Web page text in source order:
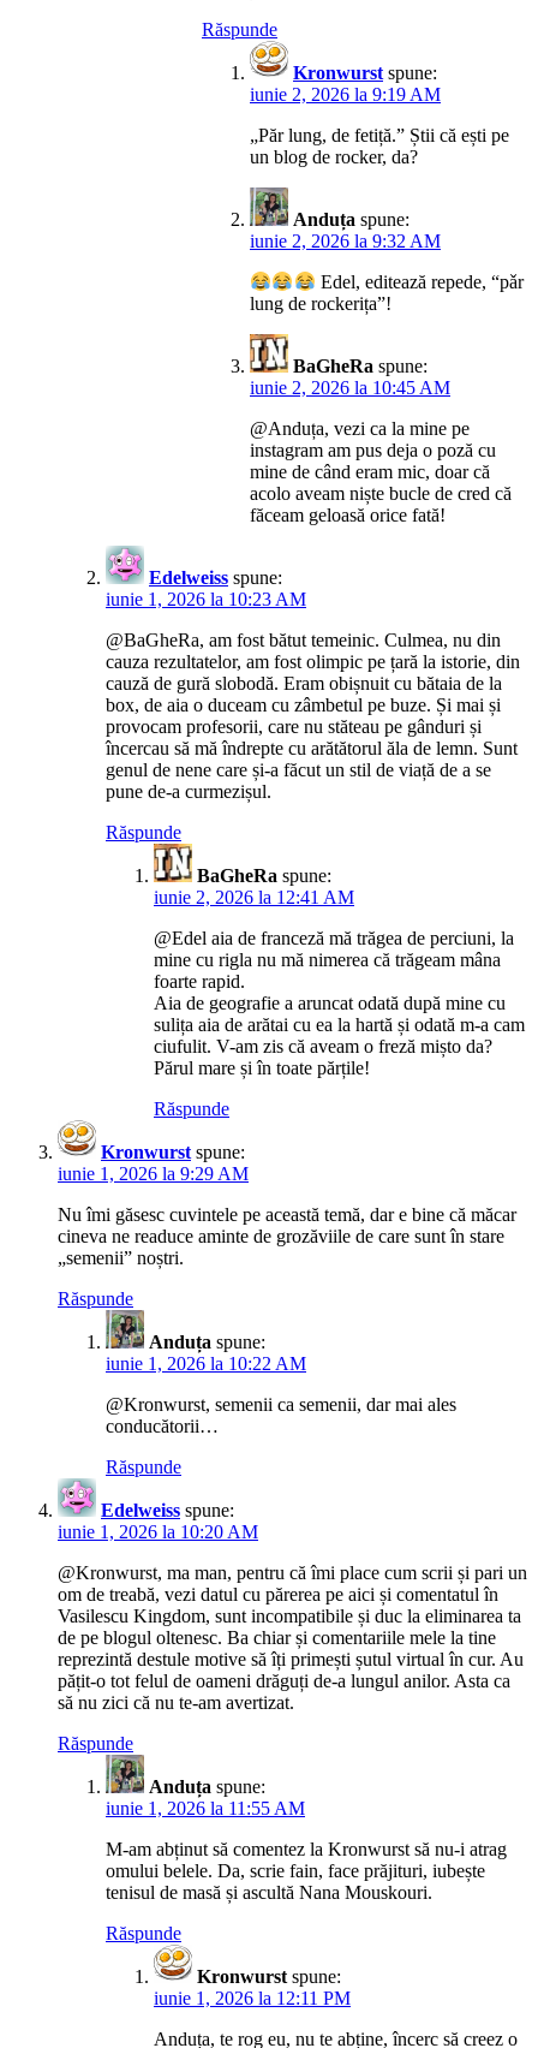
Răspunde
Kronwurst spune:
iunie 2, 2026 la 9:19 AM
„Păr lung, de fetiță.” Știi că ești pe
un blog de rocker, da?
Anduța spune:
iunie 2, 2026 la 9:32 AM
Edel, editează repede, “pǎr
lung de rockerița”!
BaGheRa spune:
iunie 2, 2026 la 10:45 AM
@Anduța, vezi ca la mine pe
instagram am pus deja o poză cu
mine de când eram mic, doar că
acolo aveam niște bucle de cred că
făceam geloasă orice fată!
Edelweiss spune:
iunie 1, 2026 la 10:23 AM
@BaGheRa, am fost bătut temeinic. Culmea, nu din
cauza rezultatelor, am fost olimpic pe țară la istorie, din
cauză de gură slobodă. Eram obișnuit cu bătaia de la
box, de aia o duceam cu zâmbetul pe buze. Și mai și
provocam profesorii, care nu stăteau pe gânduri și
încercau să mă îndrepte cu arătătorul ăla de lemn. Sunt
genul de nene care și-a făcut un stil de viață de a se
pune de-a curmezișul.
Răspunde
BaGheRa spune:
iunie 2, 2026 la 12:41 AM
@Edel aia de franceză mă trăgea de perciuni, la
mine cu rigla nu mă nimerea că trăgeam mâna
foarte rapid.
Aia de geografie a aruncat odată după mine cu
sulița aia de arătai cu ea la hartă și odată m-a cam
ciufulit. V-am zis că aveam o freză mișto da?
Părul mare și în toate părțile!
Răspunde
Kronwurst spune:
iunie 1, 2026 la 9:29 AM
Nu îmi găsesc cuvintele pe această temă, dar e bine că măcar
cineva ne readuce aminte de grozăviile de care sunt în stare
„semenii” noștri.
Răspunde
Anduța spune:
iunie 1, 2026 la 10:22 AM
@Kronwurst, semenii ca semenii, dar mai ales
conducătorii…
Răspunde
Edelweiss spune:
iunie 1, 2026 la 10:20 AM
@Kronwurst, ma man, pentru că îmi place cum scrii și pari un
om de treabă, vezi datul cu părerea pe aici și comentatul în
Vasilescu Kingdom, sunt incompatibile și duc la eliminarea ta
de pe blogul oltenesc. Ba chiar și comentariile mele la tine
reprezintă destule motive să îți primești șutul virtual în cur. Au
pățit-o tot felul de oameni drăguți de-a lungul anilor. Asta ca
să nu zici că nu te-am avertizat.
Răspunde
Anduța spune:
iunie 1, 2026 la 11:55 AM
M-am abținut să comentez la Kronwurst să nu-i atrag
omului belele. Da, scrie fain, face prăjituri, iubește
tenisul de masă și ascultă Nana Mouskouri.
Răspunde
Kronwurst spune:
iunie 1, 2026 la 12:11 PM
Anduța, te rog eu, nu te abține, încerc să creez o